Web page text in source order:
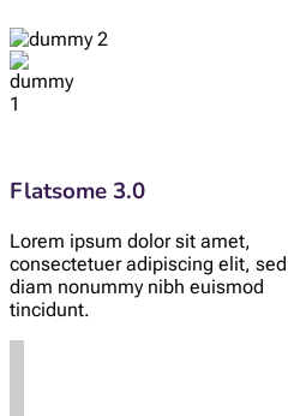
Flatsome 3.0
Lorem ipsum dolor sit amet,
consectetuer adipiscing elit, sed
diam nonummy nibh euismod
tincidunt.